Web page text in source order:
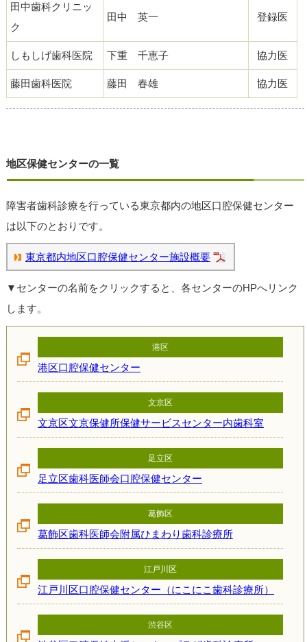
田中歯科クリニッ
ク
田中 英一 登録医
しもしげ歯科医院 下重 千恵子 協力医
藤田歯科医院 藤田 春雄 協力医
地区保健センターの一覧
障害者歯科診療を行っている東京都内の地区口腔保健センター
は以下のとおりです。
東京都内地区口腔保健センター施設概要
▼センターの名前をクリックすると、各センターのHPへリンク
します。
港区
港区口腔保健センター
文京区
文京区文京保健所保健サービスセンター内歯科室
足立区
足立区歯科医師会口腔保健センター
葛飾区
葛飾区歯科医師会附属ひまわり歯科診療所
江戸川区
江戸川区口腔保健センター（にこにこ歯科診療所）
渋谷区